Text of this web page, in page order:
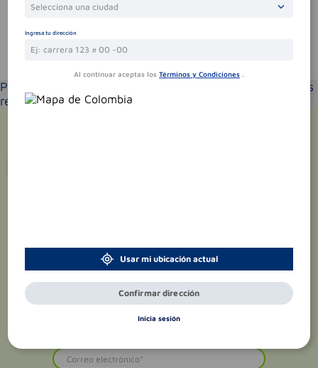
Te puede interesar
Por favor selecciona tu ubicación y verás los productos
recomendados según la cobertura de entrega
Selecciona una ciudad
Ingresa tu dirección
Al continuar aceptas los Términos y Condiciones .
Usar mi ubicación actual
Confirmar dirección
Inicia sesión